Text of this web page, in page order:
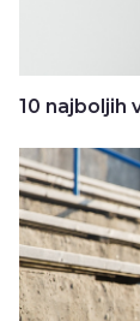
10 najboljih